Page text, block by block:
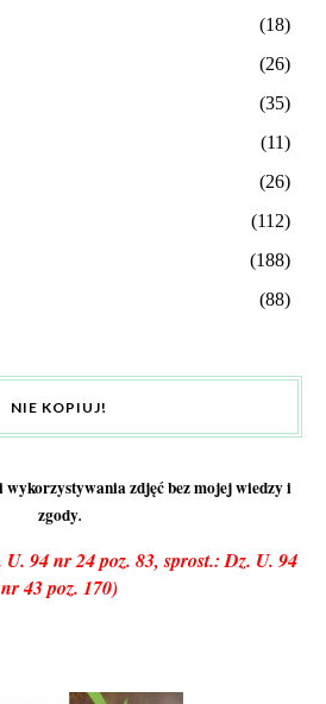
(18)
(26)
(35)
(11)
(26)
(112)
(188)
(88)
NIE KOPIUJ!
zdjęć bez mojej wiedzy i
zgody.
94 nr 24 poz. 83, sprost.: Dz. U. 94
nr 43 poz. 170)